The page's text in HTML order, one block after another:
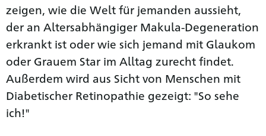
zeigen, wie die Welt für jemanden aussieht,
der an Altersabhängiger Makula-Degeneration
erkrankt ist oder wie sich jemand mit Glaukom
oder Grauem Star im Alltag zurecht findet.
Außerdem wird aus Sicht von Menschen mit
Diabetischer Retinopathie gezeigt: "So sehe
ich!"